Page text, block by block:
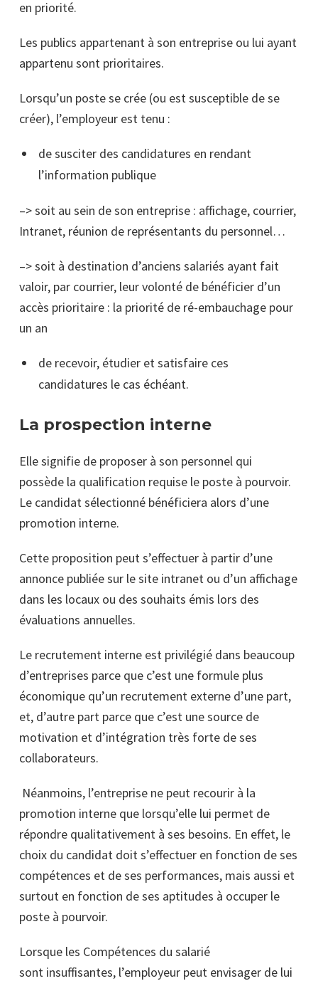
en priorité.
Les publics appartenant à son entreprise ou lui ayant
appartenu sont prioritaires.
Lorsqu’un poste se crée (ou est susceptible de se
créer), l’employeur est tenu :
de susciter des candidatures en rendant
l’information publique
–> soit au sein de son entreprise : affichage, courrier,
Intranet, réunion de représentants du personnel…
–> soit à destination d’anciens salariés ayant fait
valoir, par courrier, leur volonté de bénéficier d’un
accès prioritaire : la priorité de ré-embauchage pour
un an
de recevoir, étudier et satisfaire ces
candidatures le cas échéant.
La prospection interne
Elle signifie de proposer à son personnel qui
possède la qualification requise le poste à pourvoir.
Le candidat sélectionné bénéficiera alors d’une
promotion interne.
Cette proposition peut s’effectuer à partir d’une
annonce publiée sur le site intranet ou d’un affichage
dans les locaux ou des souhaits émis lors des
évaluations annuelles.
Le recrutement interne est privilégié dans beaucoup
d’entreprises parce que c’est une formule plus
économique qu’un recrutement externe d’une part,
et, d’autre part parce que c’est une source de
motivation et d’intégration très forte de ses
collaborateurs.
Néanmoins, l’entreprise ne peut recourir à la
promotion interne que lorsqu’elle lui permet de
répondre qualitativement à ses besoins. En effet, le
choix du candidat doit s’effectuer en fonction de ses
compétences et de ses performances, mais aussi et
surtout en fonction de ses aptitudes à occuper le
poste à pourvoir.
Lorsque les Compétences du salarié
sont insuffisantes, l’employeur peut envisager de lui